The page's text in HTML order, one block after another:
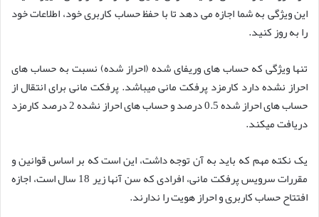
این ویژگی به شما اجازه می دهد تا با حفظ حساب کاربری خود، اطلاعات خود
را به روز کنید.
تنها ویژگی که حساب های وریفای شده (احراز شده) نسبت به حساب های
احراز نشده دارد کارمزد پرفکت مانی میباشد. پرفکت مانی برای انتقال از
حساب های احراز شده 0.5 درصد و حساب های احراز نشده 2 درصد کارمزد
دریافت میکند.
یک نکته مهم که باید به آن توجه داشت، این است که بر اساس قوانین و
مقررات سرویس پرفکت مانی، افرادی که سن آنها زیر 18 سال است، اجازه
افتتاح حساب کاربری و احراز هویت را ندارند.